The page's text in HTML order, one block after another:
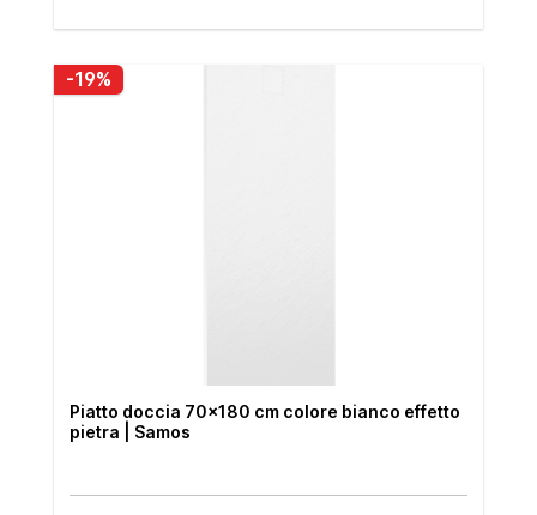
-19%
Piatto doccia 70x180 cm colore bianco effetto
pietra | Samos